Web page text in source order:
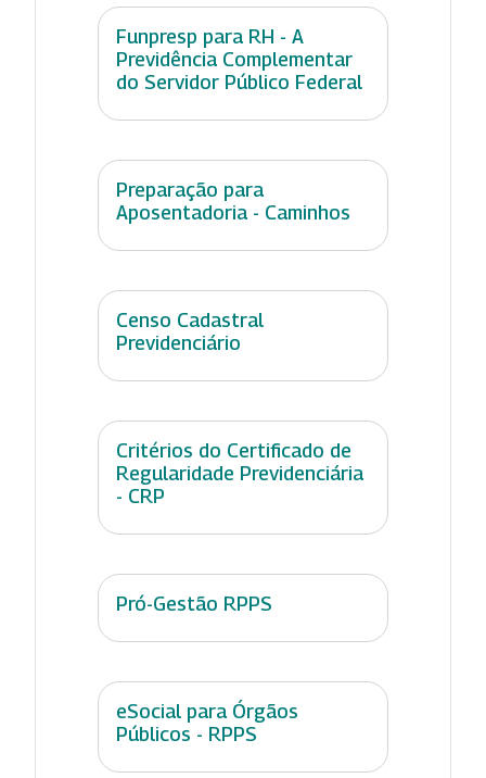
Funpresp para RH - A
Previdência Complementar
do Servidor Público Federal
Preparação para
Aposentadoria - Caminhos
Censo Cadastral
Previdenciário
Critérios do Certificado de
Regularidade Previdenciária
- CRP
Pró-Gestão RPPS
eSocial para Órgãos
Públicos - RPPS